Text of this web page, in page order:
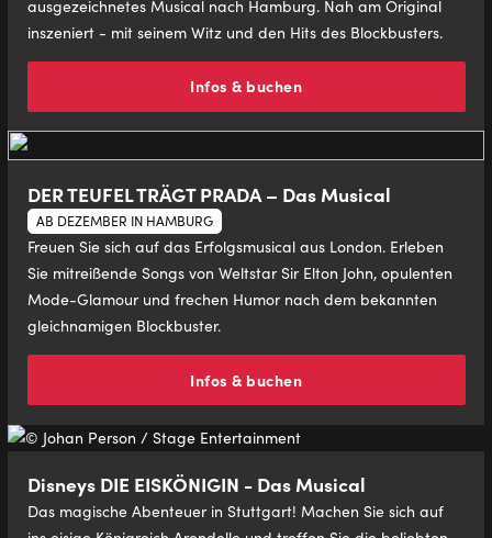
ausgezeichnetes Musical nach Hamburg. Nah am Original
inszeniert - mit seinem Witz und den Hits des Blockbusters.
Infos & buchen
DER TEUFEL TRÄGT PRADA – Das Musical
AB DEZEMBER IN HAMBURG
Freuen Sie sich auf das Erfolgsmusical aus London. Erleben
Sie mitreißende Songs von Weltstar Sir Elton John, opulenten
Mode-Glamour und frechen Humor nach dem bekannten
gleichnamigen Blockbuster.
Infos & buchen
Disneys DIE EISKÖNIGIN - Das Musical
Das magische Abenteuer in Stuttgart! Machen Sie sich auf